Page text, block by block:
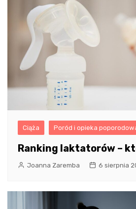
Ciąża Poród i opieka
Ranking laktatorów –
Joanna Zaremba 6 sierpnia